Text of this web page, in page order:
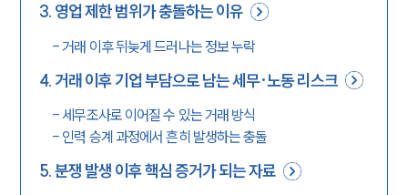
3. 영업 제한 범위가 충돌하는 이유
-거래 이후 뒤늦게 드러나는 정보 누락
4. 거래 이후 기업 부담으로 남는 세무·노동 리스크
- 세무조사로 이어질 수 있는 거래 방식
- 인력 승계 과정에서 흔히 발생하는 충돌
5.분쟁 발생 이후 핵심 증거가 되는 자료